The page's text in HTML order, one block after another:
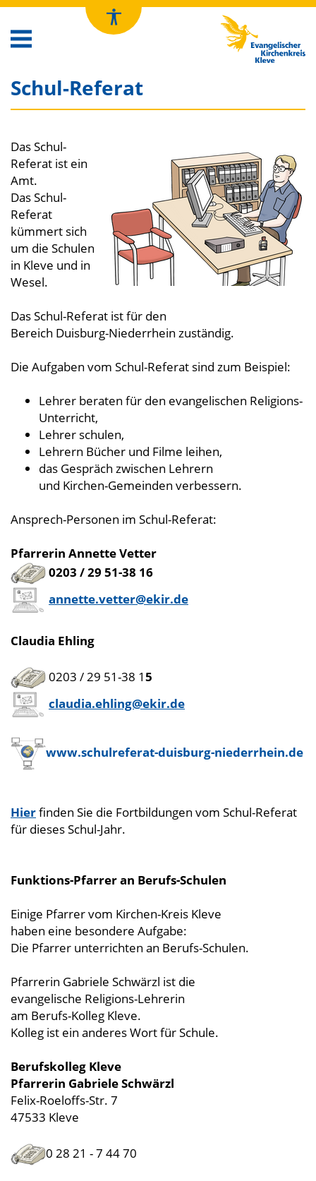
Kirchenkreis Kleve
Schul-Referat
Das Schul-
Referat ist ein
Amt.
Das Schul-
Referat
kümmert sich
um die Schulen
in Kleve und in
Wesel.
Das Schul-Referat ist für den
Bereich Duisburg-Niederrhein zuständig.
Die Aufgaben vom Schul-Referat sind zum Beispiel:
Lehrer beraten für den evangelischen Religions-
Unterricht,
Lehrer schulen,
Lehrern Bücher und Filme leihen,
das Gespräch zwischen Lehrern
und Kirchen-Gemeinden verbessern.
Ansprech-Personen im Schul-Referat:
Pfarrerin Annette Vetter
0203 / 29 51-38 16
annette.vetter@ekir.de
Claudia Ehling
0203 / 29 51-38 15
claudia.ehling@ekir.de
www.schulreferat-duisburg-niederrhein.de
Hierfinden Sie die Fortbildungen vom Schul-Referat
für dieses Schul-Jahr.
Funktions-Pfarrer an Berufs-Schulen
Einige Pfarrer vom Kirchen-Kreis Kleve
haben eine besondere Aufgabe:
Die Pfarrer unterrichten an Berufs-Schulen.
Pfarrerin Gabriele Schwärzl ist die
evangelische Religions-Lehrerin
am Berufs-Kolleg Kleve.
Kolleg ist ein anderes Wort für Schule.
Berufskolleg Kleve
Pfarrerin Gabriele Schwärzl
Felix-Roeloffs-Str. 7
47533 Kleve
0 28 21 - 7 44 70